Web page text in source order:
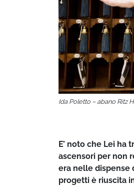
Ida Poletto – abano Ritz
E’ noto che Lei
ascensori per non
era nelle dispense
progetti è riuscita